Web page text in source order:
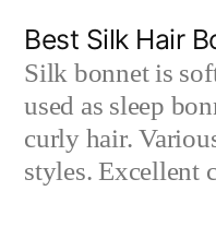
contenido
Best Silk Hair
Silk bonnet is
used as sleep
curly hair.
styles. Excellent